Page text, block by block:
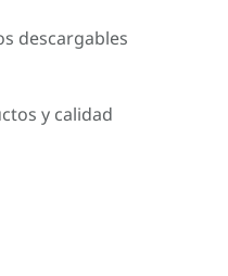
descargables
y calidad